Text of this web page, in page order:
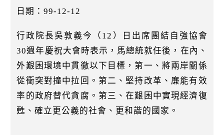
日期：99-12-12
行政院長吳敦義今（12）日出席團結自強協會
30週年慶祝大會時表示，馬總統就任後，在內、
外艱困環境中貫徹以下目標，第一、將兩岸關係
從衝突對撞中拉回。第二、堅持改革、廉能有效
率的政府替代貪腐。第三、在艱困中實現經濟復
甦、確立更公義的社會、更和諧的國家。